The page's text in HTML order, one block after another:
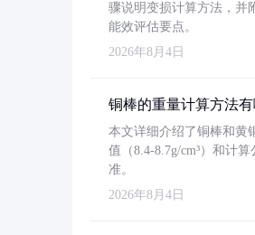
骤说明变损计算方法，并
能效评估要点。
2026年8月4日
铜棒的重量计算方法
本文详细介绍了铜棒和黄
值（8.4-8.7g/cm³）和计
准。
2026年8月4日